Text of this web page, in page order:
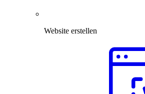
Website erstellen